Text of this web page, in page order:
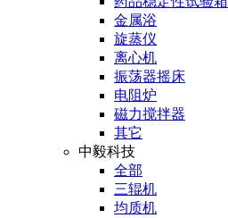
金属浴
旋蒸仪
离心机
振荡器摇床
电阻炉
磁力搅拌器
其它
中毅科技
全部
三辊机
均质机